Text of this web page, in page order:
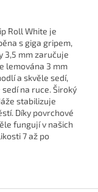
Roll White je
s giga gripem,
3,5 mm zaručuje
lemována 3 mm
a skvěle sedí,
na ruce. Široký
stabilizuje
Díky povrchové
fungují v našich
7 až po